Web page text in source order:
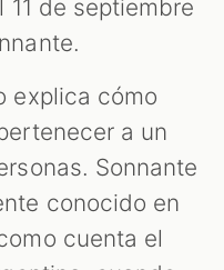
de septiembre
explica cómo
a un
Sonnante
conocido en
cuenta el